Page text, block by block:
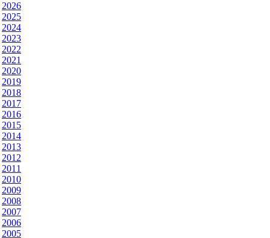
2026
2025
2024
2023
2022
2021
2020
2019
2018
2017
2016
2015
2014
2013
2012
2011
2010
2009
2008
2007
2006
2005